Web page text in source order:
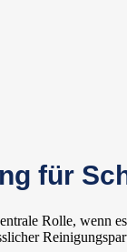
für
Rolle, wenn